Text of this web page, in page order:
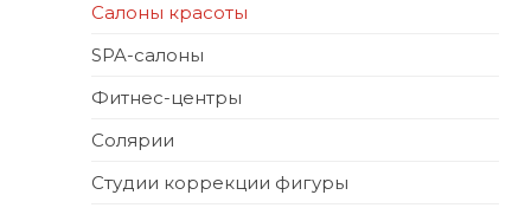
Салоны красоты
SPA-салоны
Фитнес-центры
Солярии
Студии коррекции фигуры